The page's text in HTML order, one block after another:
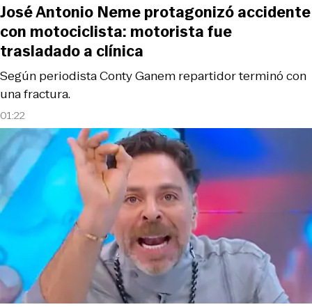
01:22
Según periodista Conty Ganem repartidor terminó con
una fractura.
José Antonio Neme protagonizó accidente
con motociclista: motorista fue
trasladado a clínica